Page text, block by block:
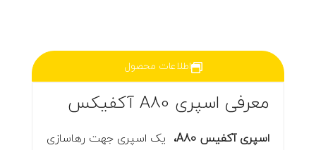
اطلاعات محصول
معرفی اسپری A80 آکفیکس
اسپری آکفیس A80،
یک اسپری جهت رهاسازی